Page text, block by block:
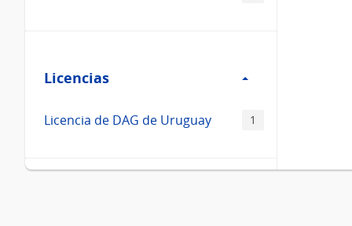
Licencias
Licencias
Licencia de DAG de Uruguay 1